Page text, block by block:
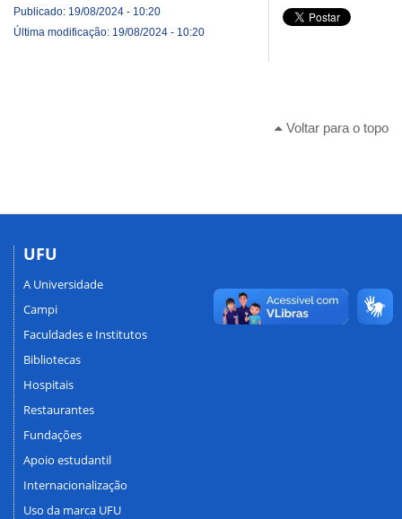
Publicado: 19/08/2024 - 10:20
Última modificação: 19/08/2024 - 10:20
Voltar para o topo
UFU
A Universidade
Campi
Faculdades e Institutos
Bibliotecas
Hospitais
Restaurantes
Fundações
Apoio estudantil
Internacionalização
Uso da marca UFU